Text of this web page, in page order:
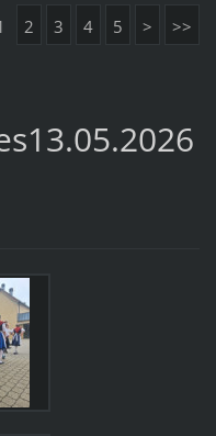
2 3 4 5 > >>